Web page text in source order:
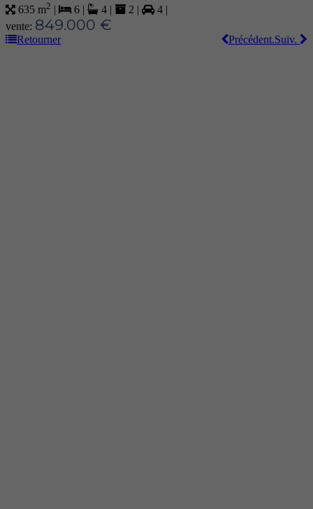
635 m2 | 6 | 4 | 2 | 4 |
vente: 849.000 €
Retourner Suiv.
Précédent.